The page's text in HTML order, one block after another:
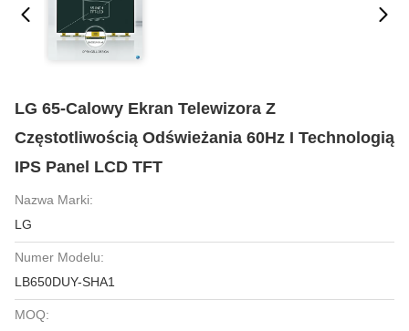
LG 65-Calowy Ekran Telewizora Z
Częstotliwością Odświeżania 60Hz I Technologią
IPS Panel LCD TFT
Nazwa Marki:
LG
Numer Modelu:
LB650DUY-SHA1
MOQ: